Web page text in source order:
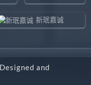
新珉嘉诚
药智通
and